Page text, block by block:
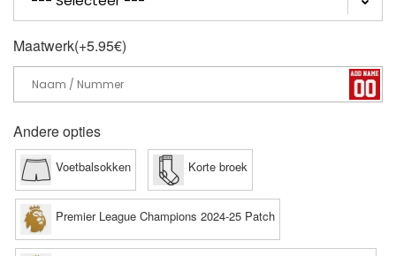
Maatwerk(+5.95€)
Andere opties
Voetbalsokken Korte broek
Premier League Champions 2024-25 Patch